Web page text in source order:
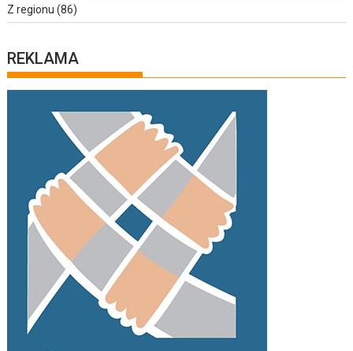
Z regionu (86)
REKLAMA